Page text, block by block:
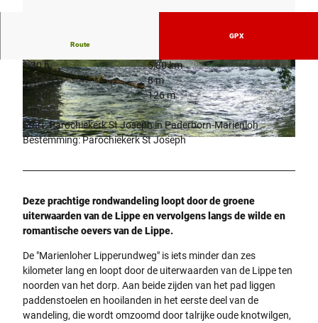
© Verkehrsverein Paderborn e.V., K. Schäfer |CC-BY
© Verkehrsverein Paderborn e.V., K. Schäfer |
CC-BY
© Verkehrsverein Paderborn e.V., K. Schäfer |
CC-BY
Route
GPX
1:30 h
5,80 km
7 m
8 m
119 m
126 m
7 m
Start: Parochiekerk St Joseph in Paderborn-Marienloh
Bestemming: Parochiekerk St Joseph
Deze prachtige rondwandeling loopt door de groene
uiterwaarden van de Lippe en vervolgens langs de wilde en
romantische oevers van de Lippe.
De "Marienloher Lipperundweg" is iets minder dan zes
kilometer lang en loopt door de uiterwaarden van de Lippe ten
noorden van het dorp. Aan beide zijden van het pad liggen
paddenstoelen en hooilanden in het eerste deel van de
wandeling, die wordt omzoomd door talrijke oude knotwilgen,